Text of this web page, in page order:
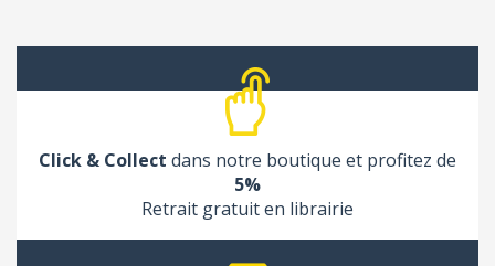
Click & Collect dans notre boutique et profitez de
5%
Retrait gratuit en librairie